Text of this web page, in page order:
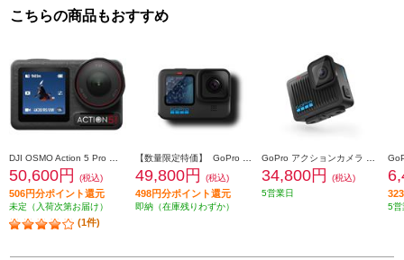
こちらの商品もおすすめ
50,600円 (税込)
506円分ポイント還元
未定（入荷次第お届け）
(1件)
49,800円 (税込)
498円分ポイント還元
即納（在庫残りわずか）
34,800円
(税込)
5営業日
5営